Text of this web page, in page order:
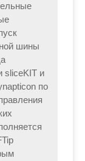
шины
sliceKIT и
по